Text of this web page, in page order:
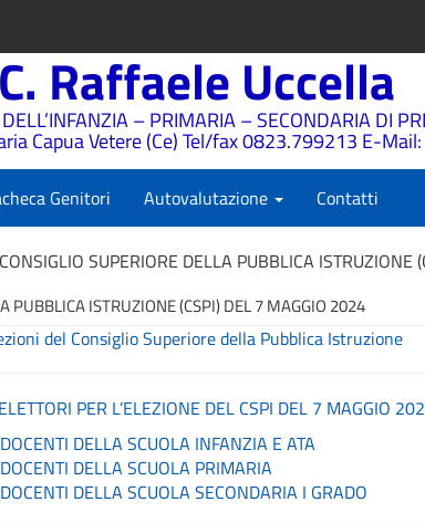
Raffaele Uccella
– PRIMARIA – SECONDARIA DI
Capua Vetere (Ce) Tel/fax 0823.799213 E-
Genitori Autovalutazione Contatti
SUPERIORE DELLA PUBBLICA ISTRUZIONE
PUBBLICA ISTRUZIONE (CSPI) DEL 7 MAGGIO 2024
del Consiglio Superiore della Pubblica Istruzione
PER L’ELEZIONE DEL CSPI DEL 7 MAGGIO
DELLA SCUOLA INFANZIA E ATA
DELLA SCUOLA PRIMARIA
DELLA SCUOLA SECONDARIA I GRADO